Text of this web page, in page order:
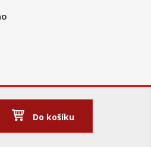
Do košíku